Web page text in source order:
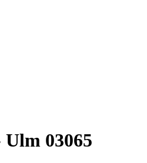
Ulm 03065